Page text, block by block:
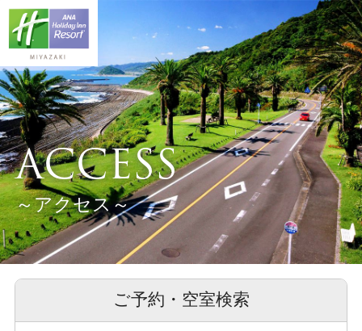
ACCESS
～アクセス～
ご予約・空室検索